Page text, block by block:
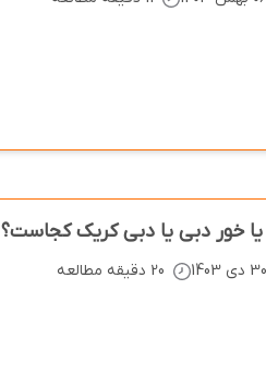
یا خور دبی یا دبی کریک کجاست؟
30 دی 1403 20 دقیقه مطالعه